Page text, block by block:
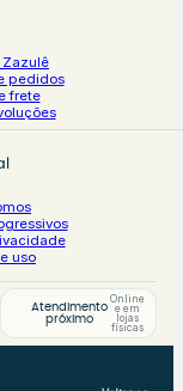
Zazulê
pedidos
frete
uso
Atendimento
próximo
Online
e em
lojas
físicas